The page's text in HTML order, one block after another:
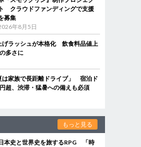
ト クラウドファンディングで支援
募集
年8月5日
げラッシュが本格化 飲食料品値上
多さに
は家族で長距離ドライブ」 宿泊ド
超、渋滞・猛暑への備えも必須
もっと見る
本史と世界史を旅するRPG 「時